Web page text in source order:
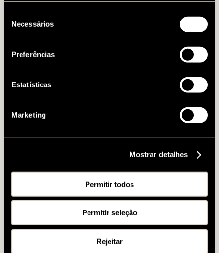
mais informação sobre cada cookie, visite a nossa
Necessários
Preferências
Estatísticas
Marketing
Mostrar detalhes
Permitir todos
Permitir seleção
Rejeitar